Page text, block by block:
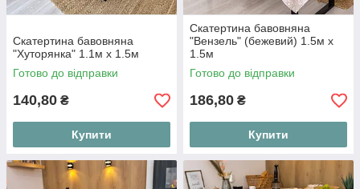
Скатертина бавовняна
"Хуторянка" 1.1м х 1.5м
Готово до відправки
140,80 ₴
Купити
Скатертина бавовняна
"Вензель" (бежевий) 1.5м х
1.5м
Готово до відправки
186,80 ₴
Купити